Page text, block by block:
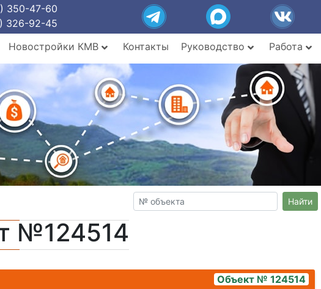
350-47-60
326-92-45
Новостройки КМВ Контакты Руководство Работа
Найти
№124514
Объект № 124514